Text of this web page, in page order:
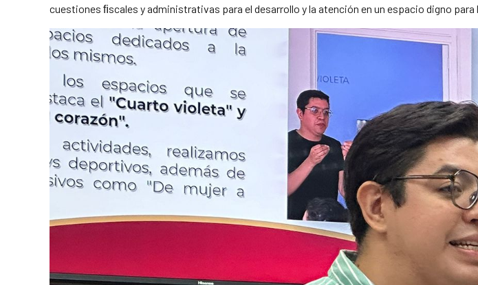
cuestiones ﬁscales y administrativas para el desarrollo y la atención en un espacio digno para